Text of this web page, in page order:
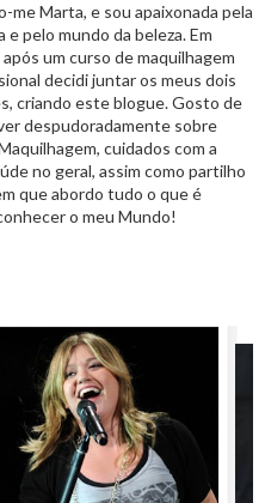
me Marta, e sou apaixonada pela
e pelo mundo da beleza. Em
um curso de maquilhagem
decidi juntar os meus dois
criando este blogue. Gosto de
despudoradamente sobre
cuidados com a
no geral, assim como partilho
que abordo tudo o que é
o meu Mundo!